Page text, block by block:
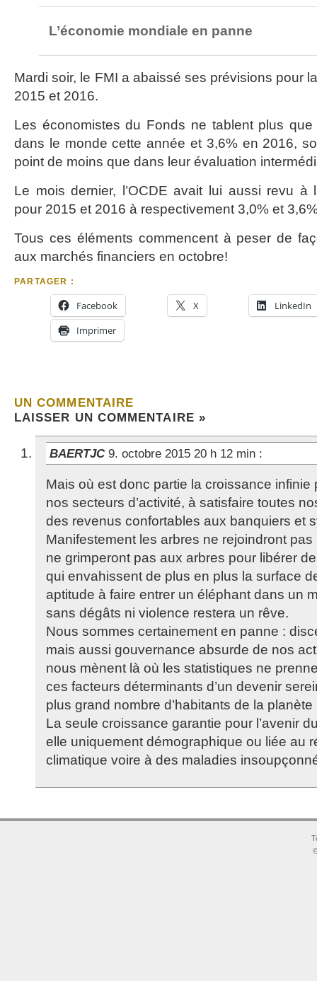
L’économie mondiale en panne
Mardi soir, le FMI a abaissé ses prévisions pour
2015 et 2016.
Les économistes du Fonds ne tablent plus
dans le monde cette année et 3,6% en 2016,
point de moins que dans leur évaluation
Le mois dernier, l’OCDE avait lui aussi revu à
pour 2015 et 2016 à respectivement 3,0% et
Tous ces éléments commencent à peser de
aux marchés financiers en octobre!
PARTAGER :
Facebook X
LinkedIn
Imprimer
UN COMMENTAIRE
LAISSER UN COMMENTAIRE »
BAERTJC 9. octobre 2015 20 h 12 min :
Mais où est donc partie la croissance infinie
nos secteurs d’activité, à satisfaire toutes
des revenus confortables aux banquiers et
Manifestement les arbres ne rejoindront
ne grimperont pas aux arbres pour libérer
qui envahissent de plus en plus la surface
aptitude à faire entrer un éléphant dans un
sans dégâts ni violence restera un rêve.
Nous sommes certainement en panne :
mais aussi gouvernance absurde de nos
nous mènent là où les statistiques ne
ces facteurs déterminants d’un devenir
plus grand nombre d’habitants de la planète
La seule croissance garantie pour l’avenir
elle uniquement démographique ou liée au
climatique voire à des maladies